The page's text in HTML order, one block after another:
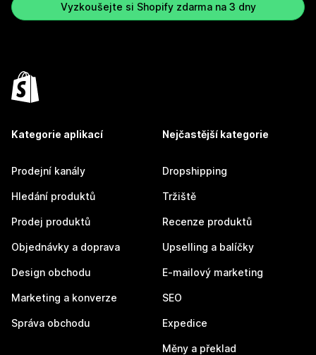
Vyzkoušejte si Shopify zdarma na 3 dny
Kategorie aplikací
Prodejní kanály
Hledání produktů
Prodej produktů
Objednávky a doprava
Design obchodu
Marketing a konverze
Správa obchodu
Nejčastější kategorie
Dropshipping
Tržiště
Recenze produktů
Upselling a balíčky
E-mailový marketing
SEO
Expedice
Měny a překlad